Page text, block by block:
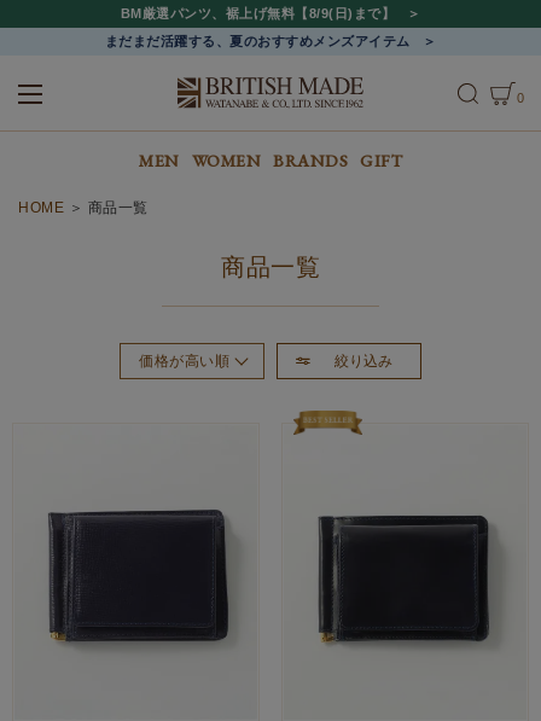
BM厳選パンツ、裾上げ無料【8/9(日)まで】
まだまだ活躍する、夏のおすすめメンズアイテム
0
MEN WOMEN BRANDS GIFT
HOME 商品一覧
商品一覧
絞り込み
価格が高い順